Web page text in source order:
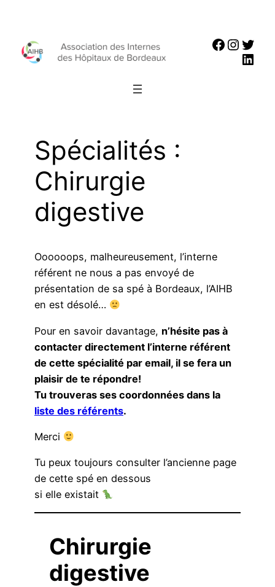
contenu
Spécialités :
Chirurgie
digestive
Oooooops, malheureusement, l’interne
référent ne nous a pas envoyé de
présentation de sa spé à Bordeaux, l’AIHB
en est désolé…
Pour en savoir davantage, n’hésite pas à
contacter directement l’interne référent
de cette spécialité par email, il se fera un
plaisir de te répondre!
Tu trouveras ses coordonnées dans la
liste des référents.
Merci
Tu peux toujours consulter l’ancienne page
de cette spé en dessous
si elle existait
Chirurgie
digestive